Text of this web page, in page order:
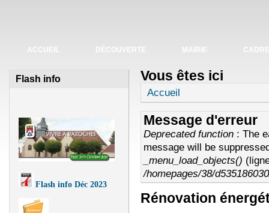
Fermeture de l'agence postale du 19 au avril
ACCUEIL DÉCOUVERTE MAIRIE
Flash info
Flash info Déc 2023
Vous êtes ici
Accueil
Message d'erreur
Deprecated function: The
message will be
_menu_load_objects()
/homepages/38/
Rénovation